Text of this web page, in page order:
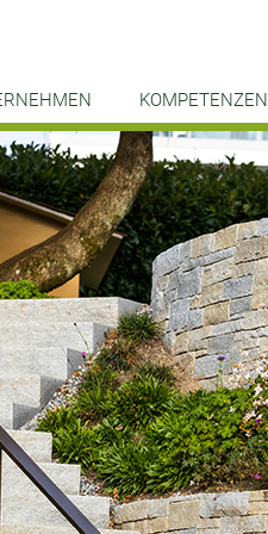
KOMPETENZEN